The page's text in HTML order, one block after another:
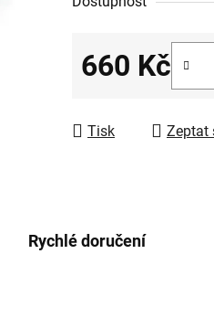
produktu
0,0
hvězdiček.
660 Kč
Tisk Zeptat
Rychlé doručení